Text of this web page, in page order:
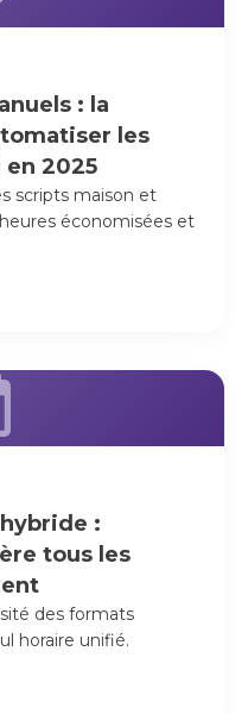
: la
les
en 2025
scripts maison et
économisées et
:
tous les
des formats
horaire unifié.